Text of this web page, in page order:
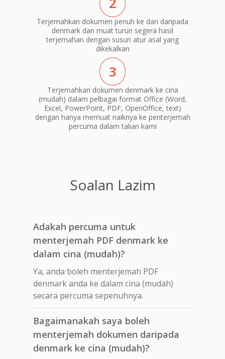
Terjemahkan dokumen penuh ke dan daripada
denmark dan muat turun segera hasil
terjemahan dengan susun atur asal yang
dikekalkan
3
Terjemahkan dokumen denmark ke cina
(mudah) dalam pelbagai format Office (Word,
Excel, PowerPoint, PDF, OpenOffice, text)
dengan hanya memuat naiknya ke penterjemah
percuma dalam talian kami
Soalan Lazim
Adakah percuma untuk
menterjemah PDF denmark ke
dalam cina (mudah)?
Ya, anda boleh menterjemah PDF
denmark anda ke dalam cina (mudah)
secara percuma sepenuhnya.
Bagaimanakah saya boleh
menterjemah dokumen daripada
denmark ke cina (mudah)?